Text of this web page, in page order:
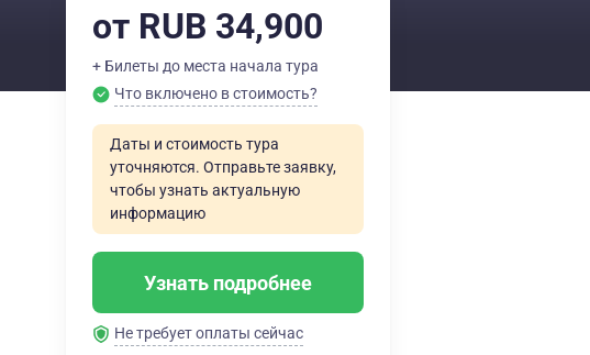
от RUB 34,900
+ Билеты до места начала тура
Что включено в стоимость?
Даты и стоимость тура
уточняются. Отправьте заявку,
чтобы узнать актуальную
информацию
Узнать подробнее
Не требует оплаты сейчас